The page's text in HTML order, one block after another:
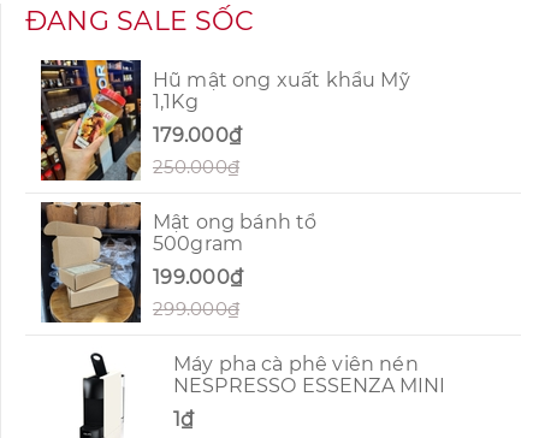
ĐANG SALE SỐC
Hũ mật ong xuất khẩu Mỹ
1,1Kg
179.000₫
250.000₫
Mật ong bánh tổ
500gram
199.000₫
299.000₫
Máy pha cà phê viên nén
NESPRESSO ESSENZA MINI
1₫